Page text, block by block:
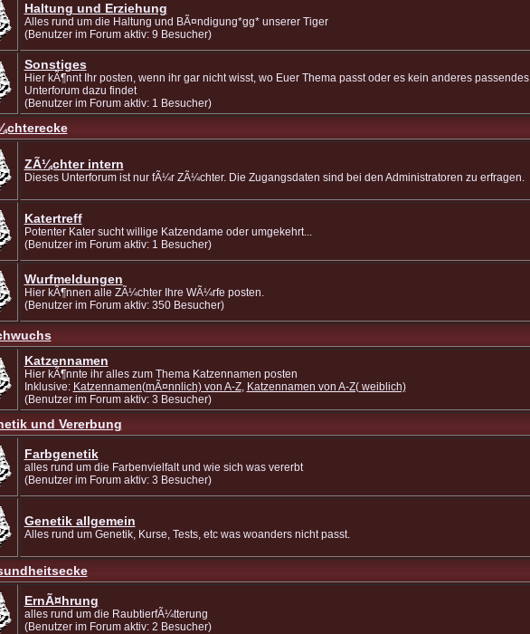
Haltung und Erziehung
Alles rund um die Haltung und BÃ¤ndigung*gg* unserer Tiger
(Benutzer im Forum aktiv: 9 Besucher)
Sonstiges
Hier kÃ¶nnt Ihr posten, wenn ihr gar nicht wisst, wo Euer Thema passt oder es kein anderes passendes
Unterforum dazu findet
(Benutzer im Forum aktiv: 1 Besucher)
ZÃ¼chter intern
Dieses Unterforum ist nur fÃ¼r ZÃ¼chter. Die Zugangsdaten sind bei den Administratoren zu erfragen.
Katertreff
Potenter Kater sucht willige Katzendame oder umgekehrt...
(Benutzer im Forum aktiv: 1 Besucher)
Wurfmeldungen
Hier kÃ¶nnen alle ZÃ¼chter Ihre WÃ¼rfe posten.
(Benutzer im Forum aktiv: 350 Besucher)
Katzennamen
Hier kÃ¶nnte ihr alles zum Thema Katzennamen posten
Inklusive: Katzennamen(mÃ¤nnlich) von A-Z, Katzennamen von A-Z( weiblich)
(Benutzer im Forum aktiv: 3 Besucher)
und Vererbung
Farbgenetik
alles rund um die Farbenvielfalt und wie sich was vererbt
(Benutzer im Forum aktiv: 3 Besucher)
Genetik allgemein
Alles rund um Genetik, Kurse, Tests, etc was woanders nicht passt.
ErnÃ¤hrung
alles rund um die RaubtierfÃ¼tterung
(Benutzer im Forum aktiv: 2 Besucher)